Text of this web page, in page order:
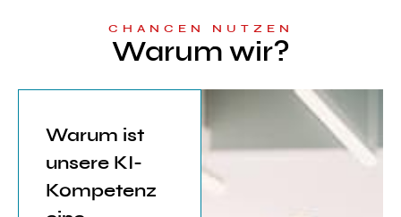
CHANCEN NUTZEN
Warum wir?
Warum ist
unsere KI-
Kompetenz